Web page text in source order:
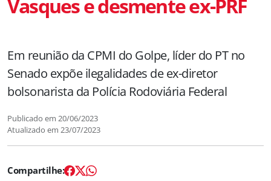
Vasques e desmente ex-PRF
Em reunião da CPMI do Golpe, líder do PT no
Senado expõe ilegalidades de ex-diretor
bolsonarista da Polícia Rodoviária Federal
Publicado em 20/06/2023
Atualizado em 23/07/2023